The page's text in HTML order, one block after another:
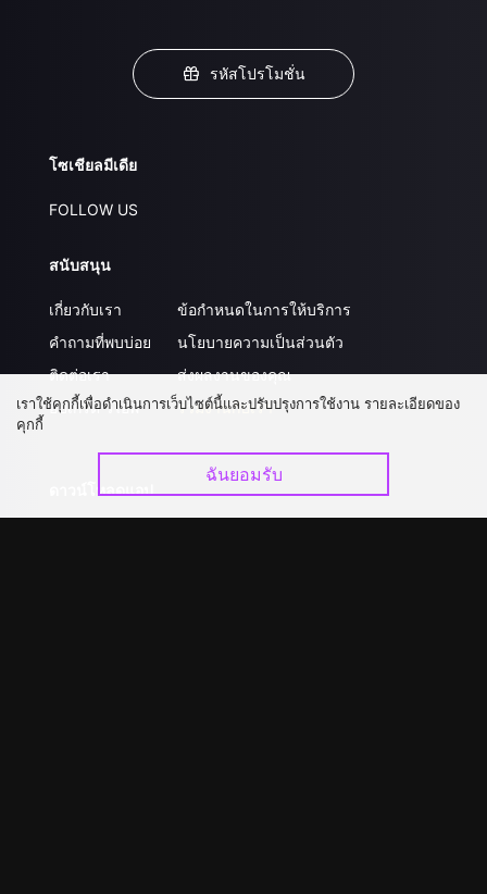
รหัสโปรโมชั่น
โซเชียลมีเดีย
FOLLOW US
สนับสนุน
เกี่ยวกับเรา
คำถามที่พบบ่อย
ติดต่อเรา
อัปเกรด วีไอพี
ข้อกำหนดในการให้บริการ
นโยบายความเป็นส่วนตัว
ส่งผลงานของคุณ
ร่วมงานกับเรา
ดาวน์โหลดแอป
เราใช้คุกกี้เพื่อดำเนินการเว็บไซต์นี้และปรับปรุงการใช้งาน รายละเอียดของ
คุกกี้
ฉันยอมรับ